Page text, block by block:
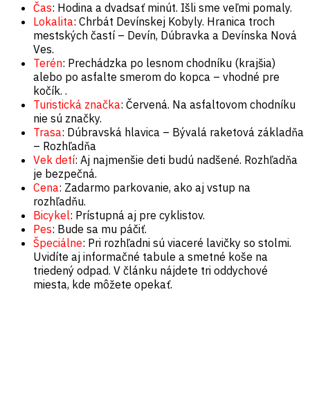
Čas: Hodina a dvadsať minút. Išli sme veľmi pomaly.
Lokalita: Chrbát Devínskej Kobyly. Hranica troch
mestských častí – Devín, Dúbravka a Devínska Nová
Ves.
Terén: Prechádzka po lesnom chodníku (krajšia)
alebo po asfalte smerom do kopca – vhodné pre
kočík. .
Turistická značka: Červená. Na asfaltovom chodníku
nie sú značky.
Trasa: Dúbravská hlavica – Bývalá raketová základňa
– Rozhľadňa
Vek detí: Aj najmenšie deti budú nadšené. Rozhľadňa
je bezpečná.
Cena: Zadarmo parkovanie, ako aj vstup na
rozhľadňu.
Bicykel: Prístupná aj pre cyklistov.
Pes: Bude sa mu páčiť.
Špeciálne: Pri rozhľadni sú viaceré lavičky so stolmi.
Uvidíte aj informačné tabule a smetné koše na
triedený odpad. V článku nájdete tri oddychové
miesta, kde môžete opekať.